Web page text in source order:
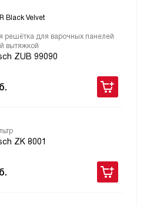
Black Velvet
решётка для варочных панелей
вытяжкой
ZUB 99090
ZK 8001